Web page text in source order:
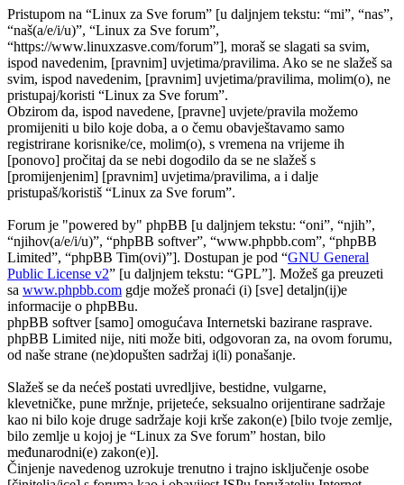
Pristupom na “Linux za Sve forum” [u daljnjem tekstu: “mi”, “nas”,
“naš(a/e/i/u)”, “Linux za Sve forum”,
“https://www.linuxzasve.com/forum”], moraš se slagati sa svim,
ispod navedenim, [pravnim] uvjetima/pravilima. Ako se ne slažeš sa
svim, ispod navedenim, [pravnim] uvjetima/pravilima, molim(o), ne
pristupaj/koristi “Linux za Sve forum”.
Obzirom da, ispod navedene, [pravne] uvjete/pravila možemo
promijeniti u bilo koje doba, a o čemu obavještavamo samo
registrirane korisnike/ce, molim(o), s vremena na vrijeme ih
[ponovo] pročitaj da se nebi dogodilo da se ne slažeš s
[promijenjenim] [pravnim] uvjetima/pravilima, a i dalje
pristupaš/koristiš “Linux za Sve forum”.
Forum je "powered by" phpBB [u daljnjem tekstu: “oni”, “njih”,
“njihov(a/e/i/u)”, “phpBB softver”, “www.phpbb.com”, “phpBB
Limited”, “phpBB Tim(ovi)”]. Dostupan je pod “GNU General
Public License v2” [u daljnjem tekstu: “GPL”]. Možeš ga preuzeti
sa www.phpbb.com gdje možeš pronaći (i) [sve] detaljn(ij)e
informacije o phpBBu.
phpBB softver [samo] omogućava Internetski bazirane rasprave.
phpBB Limited nije, niti može biti, odgovoran za, na ovom forumu,
od naše strane (ne)dopušten sadržaj i(li) ponašanje.
Slažeš se da nećeš postati uvredljive, bestidne, vulgarne,
klevetničke, pune mržnje, prijeteće, seksualno orijentirane sadržaje
kao ni bilo koje druge sadržaje koji krše zakon(e) [bilo tvoje zemlje,
bilo zemlje u kojoj je “Linux za Sve forum” hostan, bilo
međunarodni(e) zakon(e)].
Činjenje navedenog uzrokuje trenutno i trajno isključenje osobe